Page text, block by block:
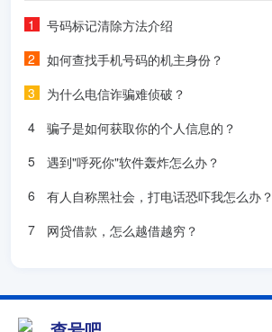
号码标记清除方法介绍
如何查找手机号码的机主身份？
为什么电信诈骗难侦破？
骗子是如何获取你的个人信息的？
遇到"呼死你"软件轰炸怎么办？
有人自称黑社会，打电话恐吓我怎么办？
网贷借款，怎么越借越穷？